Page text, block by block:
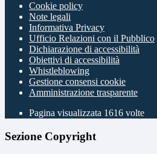
Cookie policy
Note legali
Informativa Privacy
Ufficio Relazioni con il Pubblico
Dichiarazione di accessibilità
Obiettivi di accessibilità
Whistleblowing
Gestione consensi cookie
Amministrazione trasparente
Pagina visualizzata 1616 volte
Sezione Copyright